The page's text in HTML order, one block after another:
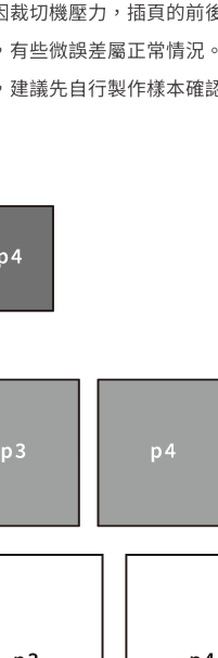
切機壓力，插頁的前
些微誤差屬正常情況。
議先自行製作樣本確